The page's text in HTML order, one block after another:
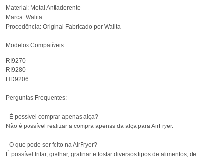
Material: Metal Antiaderente
Marca: Walita
Procedência: Original Fabricado por Walita
Modelos Compatíveis:
RI9270
RI9280
HD9206
Perguntas Frequentes:
- É possível comprar apenas alça?
Não é possível realizar a compra apenas da alça para AirFryer.
- O que pode ser feito na AirFryer?
É possível fritar, grelhar, gratinar e tostar diversos tipos de alimentos, de